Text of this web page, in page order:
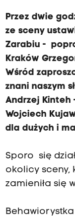
Przez dwie
ze sceny
Zarabiu -
Kraków
Wśród
znani naszym
Andrzej Kinteh
Wojciech
dla dużych i
Sporo się
okolicy sceny,
zamieniła się